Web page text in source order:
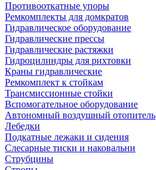
Противооткатные упоры
Ремкомплекты для домкратов
Гидравлическое оборудование
Гидравлические прессы
Гидравлические растяжки
Гидроцилиндры для рихтовки
Краны гидравлические
Ремкомплект к стойкам
Трансмиссионные стойки
Вспомогательное оборудование
Автономный воздушный отопитель
Лебедки
Подкатные лежаки и сидения
Слесарные тиски и наковальни
Струбцины